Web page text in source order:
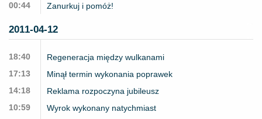
00:44
Zanurkuj i pomóż!
2011-04-12
18:40
Regeneracja między wulkanami
17:13
Minął termin wykonania poprawek
14:18
Reklama rozpoczyna jubileusz
10:59
Wyrok wykonany natychmiast